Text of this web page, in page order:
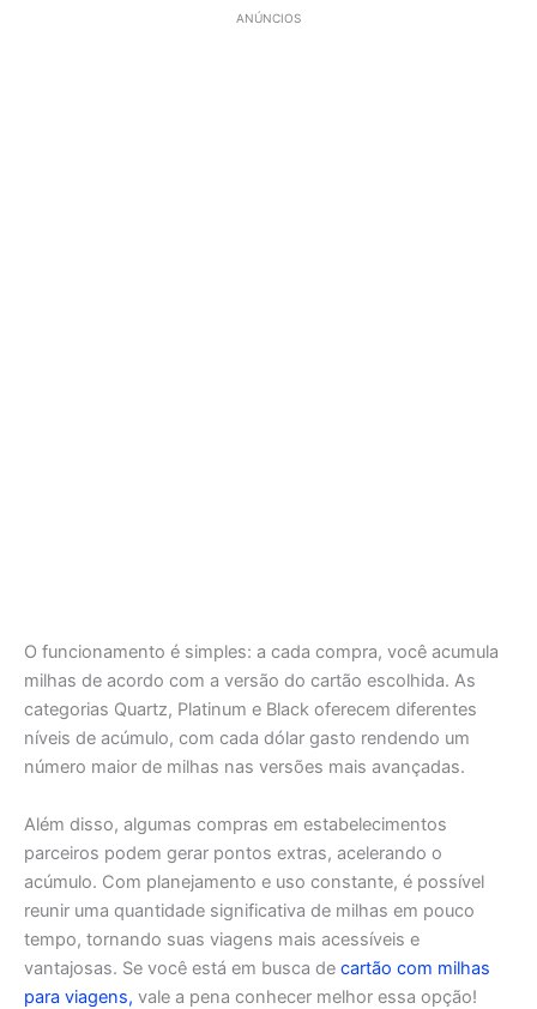
ANÚNCIOS
O funcionamento é simples: a cada compra, você acumula
milhas de acordo com a versão do cartão escolhida. As
categorias Quartz, Platinum e Black oferecem diferentes
níveis de acúmulo, com cada dólar gasto rendendo um
número maior de milhas nas versões mais avançadas.
Além disso, algumas compras em estabelecimentos
parceiros podem gerar pontos extras, acelerando o
acúmulo. Com planejamento e uso constante, é possível
reunir uma quantidade significativa de milhas em pouco
tempo, tornando suas viagens mais acessíveis e
vantajosas. Se você está em busca de cartão com milhas
para viagens, vale a pena conhecer melhor essa opção!